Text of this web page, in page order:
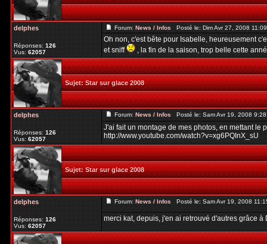
delphes
Réponses:126
Vus:62057
Forum:News / InfosPosté le: Dim Avr 27, 2008
Oh non, c'est bête pour Isabelle, heureusement
et sniff
, la fin de la saison, trop belle cette
Sujet:Star sur glace 2008
delphes
Réponses:126
Vus:62057
Forum:News / InfosPosté le: Sam Avr 19, 2008
J'ai fait un montage de mes photos, en mettant
http://www.youtube.com/watch?v=xg6PQInX_sU
Sujet:Star sur glace 2008
delphes
Réponses:126
Vus:62057
Forum:News / InfosPosté le: Sam Avr 19, 2008
merci kat, depuis, j'en ai retrouvé d'autres grâce à